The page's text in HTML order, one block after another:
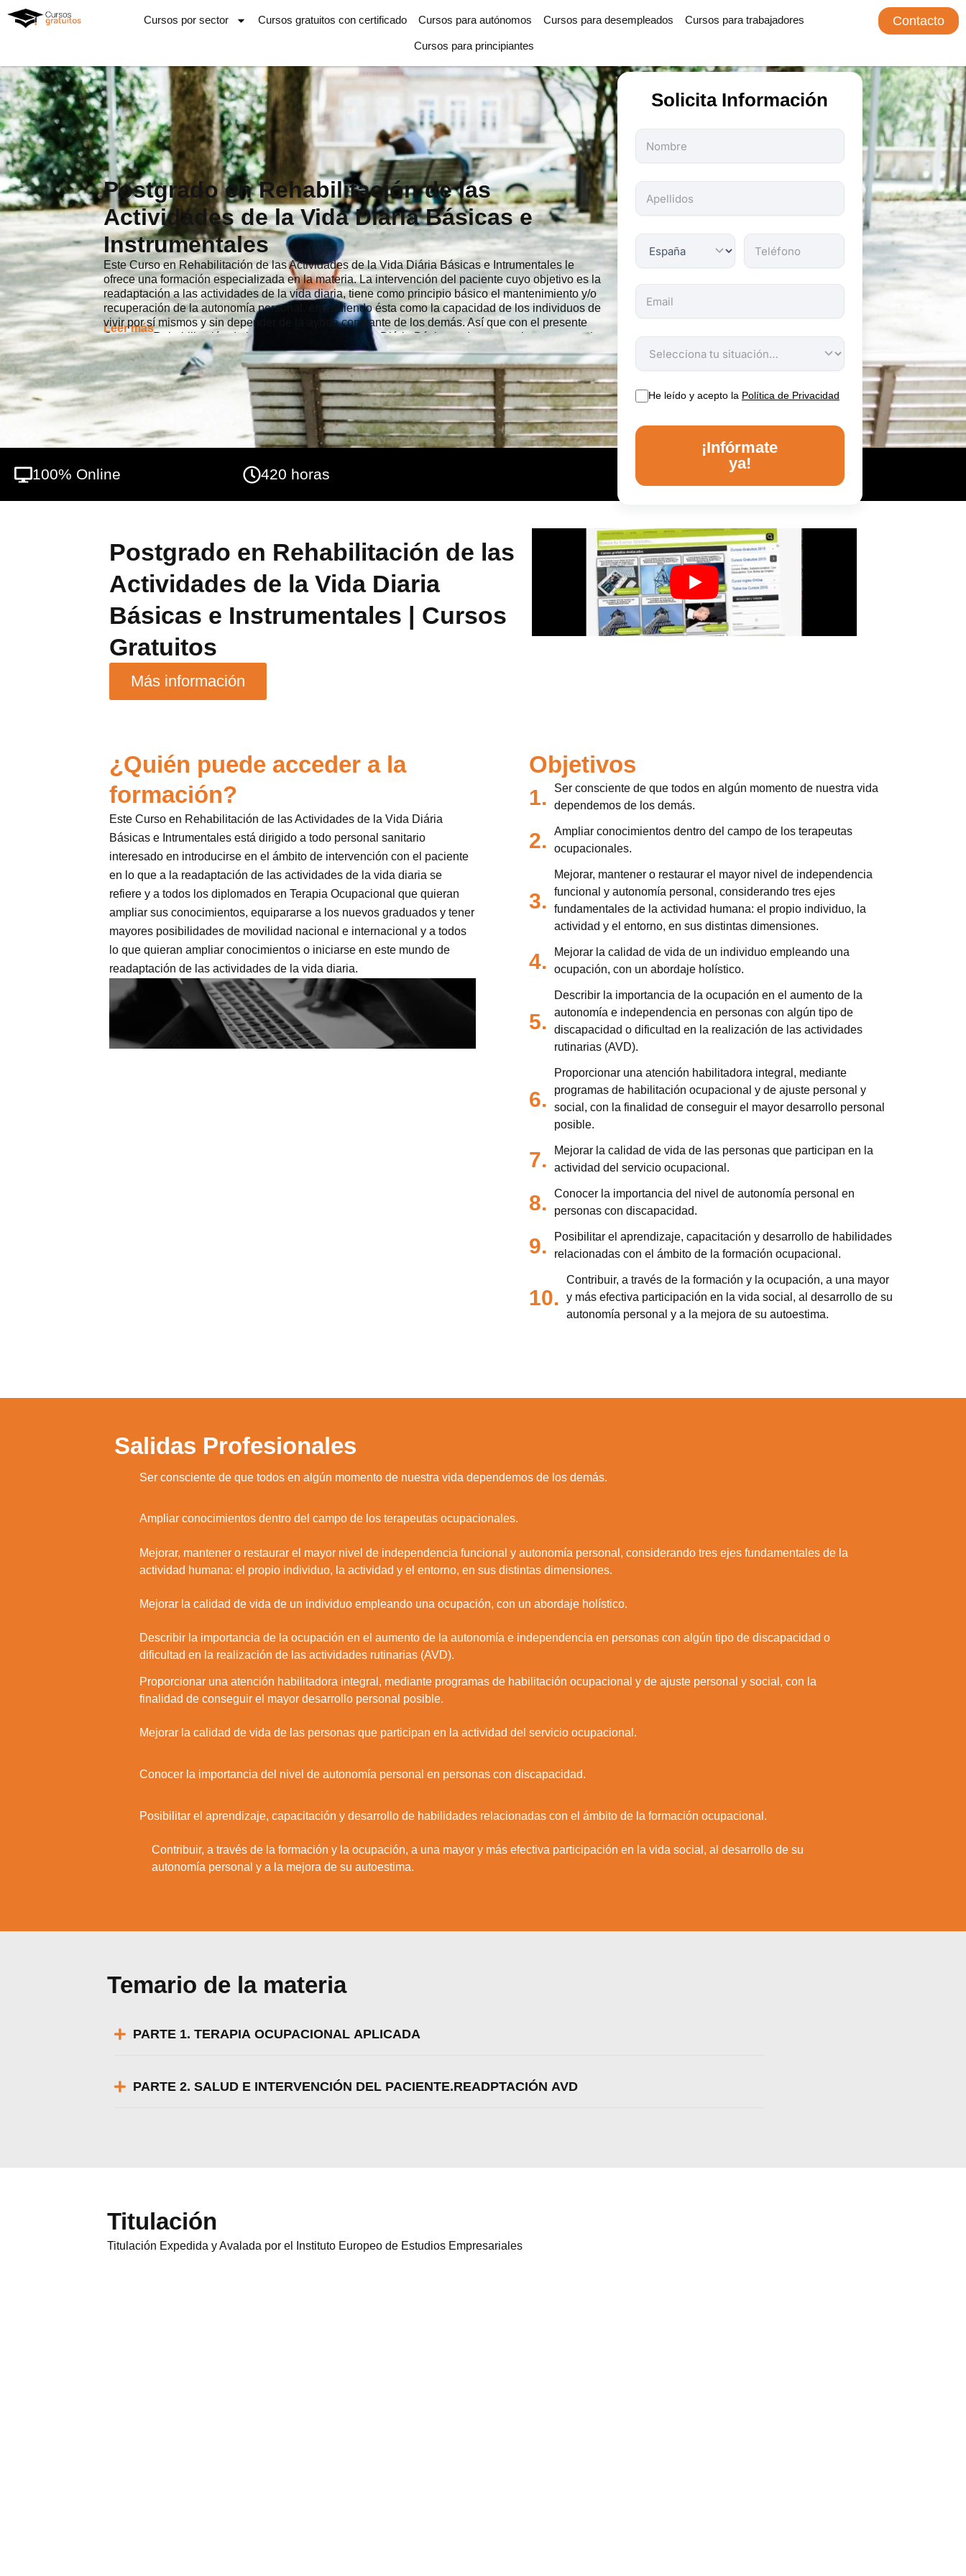
Cursos por sector Cursos gratuitos con certificado Cursos para autónomos Cursos para desempleados Cursos para trabajadores
Cursos para principiantes
Contacto
Postgrado en Rehabilitación de las
Actividades de la Vida Diaria Básicas e
Instrumentales
Este Curso en Rehabilitación de las Actividades de la Vida Diária Básicas e Intrumentales le
ofrece una formación especializada en la materia. La intervención del paciente cuyo objetivo es la
readaptación a las actividades de la vida diaria, tiene como principio básico el mantenimiento y/o
recuperación de la autonomía personal, entendiendo ésta como la capacidad de los individuos de
vivir por sí mismos y sin depender de la ayuda constante de los demás. Así que con el presente
Curso en Rehabilitación de las Actividades de la Vida Diária Básicas e Intrumentales se pretende
que el alumno/a adquiera los conocimientos necesarios y suficientes para realizar la labor de
recuperación de las personas de una manera efectiva para ayudarles a que sean autónomos y
mantener su propio cuidado personal básico, su labor productiva, sus hobbies y vida social.
Leer más
Solicita Información
Todos
los
son
obligatorios.
He leído y acepto la Política de Privacidad
¡Infórmate
ya!
100% Online 420 horas
Postgrado en Rehabilitación de las
Actividades de la Vida Diaria
Básicas e Instrumentales | Cursos
Gratuitos
Más información
¿Quién puede acceder a la
formación?
Este Curso en Rehabilitación de las Actividades de la Vida Diária
Básicas e Intrumentales está dirigido a todo personal sanitario
interesado en introducirse en el ámbito de intervención con el paciente
en lo que a la readaptación de las actividades de la vida diaria se
refiere y a todos los diplomados en Terapia Ocupacional que quieran
ampliar sus conocimientos, equipararse a los nuevos graduados y tener
mayores posibilidades de movilidad nacional e internacional y a todos
lo que quieran ampliar conocimientos o iniciarse en este mundo de
readaptación de las actividades de la vida diaria.
Objetivos
1.
Ser consciente de que todos en algún momento de nuestra vida
dependemos de los demás.
2.
Ampliar conocimientos dentro del campo de los terapeutas
ocupacionales.
3.
Mejorar, mantener o restaurar el mayor nivel de independencia
funcional y autonomía personal, considerando tres ejes
fundamentales de la actividad humana: el propio individuo, la
actividad y el entorno, en sus distintas dimensiones.
4.
Mejorar la calidad de vida de un individuo empleando una
ocupación, con un abordaje holístico.
5.
Describir la importancia de la ocupación en el aumento de la
autonomía e independencia en personas con algún tipo de
discapacidad o dificultad en la realización de las actividades
rutinarias (AVD).
6.
Proporcionar una atención habilitadora integral, mediante
programas de habilitación ocupacional y de ajuste personal y
social, con la finalidad de conseguir el mayor desarrollo personal
posible.
7.
Mejorar la calidad de vida de las personas que participan en la
actividad del servicio ocupacional.
8.
Conocer la importancia del nivel de autonomía personal en
personas con discapacidad.
9.
Posibilitar el aprendizaje, capacitación y desarrollo de habilidades
relacionadas con el ámbito de la formación ocupacional.
10.
Contribuir, a través de la formación y la ocupación, a una mayor
y más efectiva participación en la vida social, al desarrollo de su
autonomía personal y a la mejora de su autoestima.
Salidas Profesionales
Ser consciente de que todos en algún momento de nuestra vida dependemos de los demás.
Ampliar conocimientos dentro del campo de los terapeutas ocupacionales.
Mejorar, mantener o restaurar el mayor nivel de independencia funcional y autonomía personal, considerando tres ejes fundamentales de la
actividad humana: el propio individuo, la actividad y el entorno, en sus distintas dimensiones.
Mejorar la calidad de vida de un individuo empleando una ocupación, con un abordaje holístico.
Describir la importancia de la ocupación en el aumento de la autonomía e independencia en personas con algún tipo de discapacidad o
dificultad en la realización de las actividades rutinarias (AVD).
Proporcionar una atención habilitadora integral, mediante programas de habilitación ocupacional y de ajuste personal y social, con la
finalidad de conseguir el mayor desarrollo personal posible.
Mejorar la calidad de vida de las personas que participan en la actividad del servicio ocupacional.
Conocer la importancia del nivel de autonomía personal en personas con discapacidad.
Posibilitar el aprendizaje, capacitación y desarrollo de habilidades relacionadas con el ámbito de la formación ocupacional.
Contribuir, a través de la formación y la ocupación, a una mayor y más efectiva participación en la vida social, al desarrollo de su
autonomía personal y a la mejora de su autoestima.
Temario de la materia
PARTE 1. TERAPIA OCUPACIONAL APLICADA
PARTE 2. SALUD E INTERVENCIÓN DEL PACIENTE.READPTACIÓN AVD
Titulación
Titulación Expedida y Avalada por el Instituto Europeo de Estudios Empresariales
Utilizamos cookies para ofrecerte la mejor experiencia en nuestra web.
ajustes.